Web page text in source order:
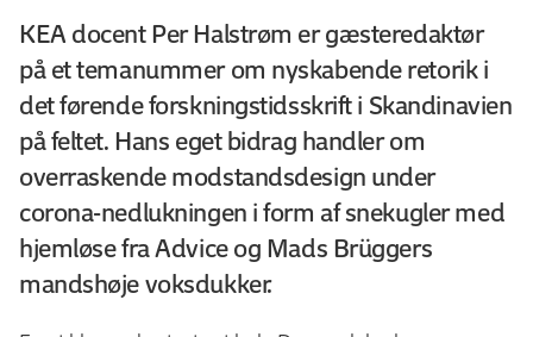
KEA docent Per Halstrøm er gæsteredaktør
på et temanummer om nyskabende retorik i
det førende forskningstidsskrift i Skandinavien
på feltet. Hans eget bidrag handler om
overraskende modstandsdesign under
corona-nedlukningen i form af snekugler med
hjemløse fra Advice og Mads Brüggers
mandshøje voksdukker.